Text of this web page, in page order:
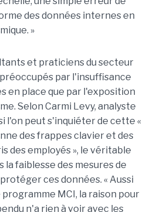
des données internes en
»
et praticiens du secteur
par l'insuffisance
en place que par l'exposition
Selon Carmi Levy, analyste
l'on peut s'inquiéter de cette «
des frappes clavier et des
des employés », le véritable
la faiblesse des mesures de
ces données. « Aussi
MCI, la raison pour
n'a rien à voir avec les